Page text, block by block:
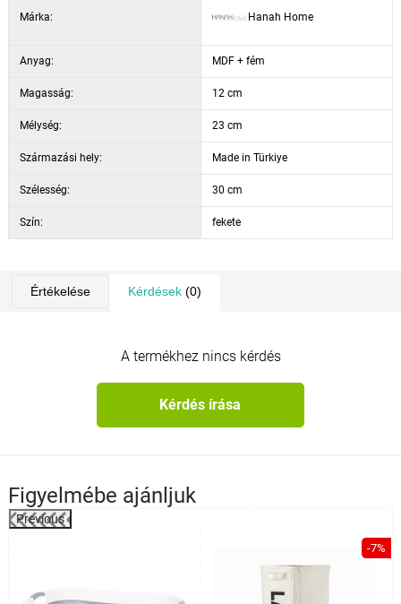
Márka: Hanah Home
Anyag: MDF + fém
Magasság: 12 cm
Mélység: 23 cm
Származási hely: Made in Türkiye
Szélesség: 30 cm
Szín: fekete
Értékelése Kérdések(0)
A termékhez nincs kérdés
Kérdés írása
Figyelmébe ajánljuk
Previous
-7%